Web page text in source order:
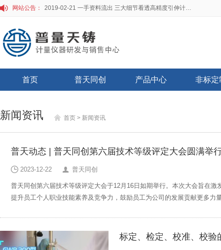
网站公告： 2019-02-21 一手资料流出 三大细节看透高精度引伸计标定仪
首页 普天同创 产品中心 非标定
新闻资讯 首页 > 新闻资讯
普天动态 | 普天同创第六届技术等级评定大会圆满举
2023-12-22 普天同创
普天同创第六届技术等级评定大会于12月16日如期举行。本次大会旨在激
提升员工个人职业技能素养及竞争力，鼓励员工为公司的发展贡献更多力
标定、检定、校准、校验